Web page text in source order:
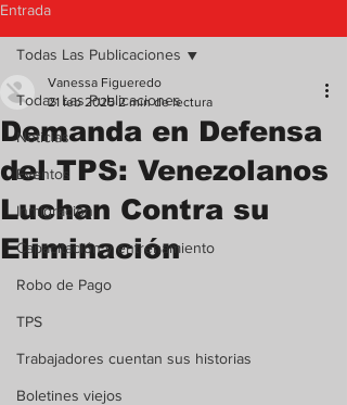
Entrada
Todas Las Publicaciones
Noticias
Eventos
Inmigración
Capacitación y entrenamiento
Robo de Pago
TPS
Trabajadores cuentan sus historias
Boletines viejos
Todas Las Publicaciones
Demanda en Defensa
del TPS: Venezolanos
Luchan Contra su
Eliminación
Vanessa Figueredo
21 feb 2025 2 min de lectura